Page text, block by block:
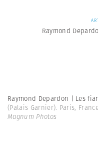
Raymond
Raymond Depardon | Les
(Palais Garnier). Paris,
Magnum Photos